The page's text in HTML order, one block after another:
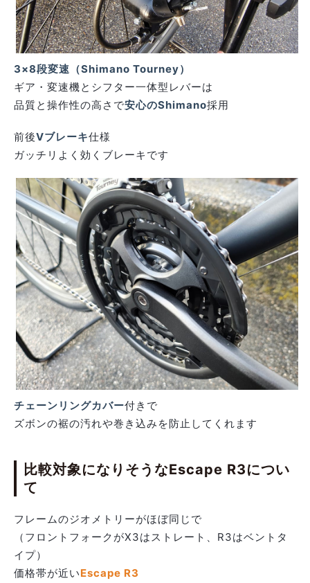
3×8段変速（Shimano Tourney）
ギア・変速機とシフター一体型レバーは
品質と操作性の高さで安心のShimano採用
前後Vブレーキ仕様
ガッチリよく効くブレーキです
チェーンリングカバー付きで
ズボンの裾の汚れや巻き込みを防止してくれます
比較対象になりそうなEscape R3につい
て
フレームのジオメトリーがほぼ同じで
（フロントフォークがX3はストレート、R3はベントタ
イプ）
価格帯が近いEscape R3